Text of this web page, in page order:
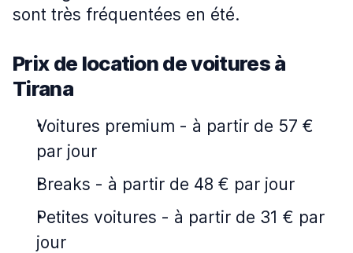
sont très fréquentées en été.
Prix de location de voitures à
Tirana
Voitures premium - à partir de 57 €
par jour
Breaks - à partir de 48 € par jour
Petites voitures - à partir de 31 € par
jour